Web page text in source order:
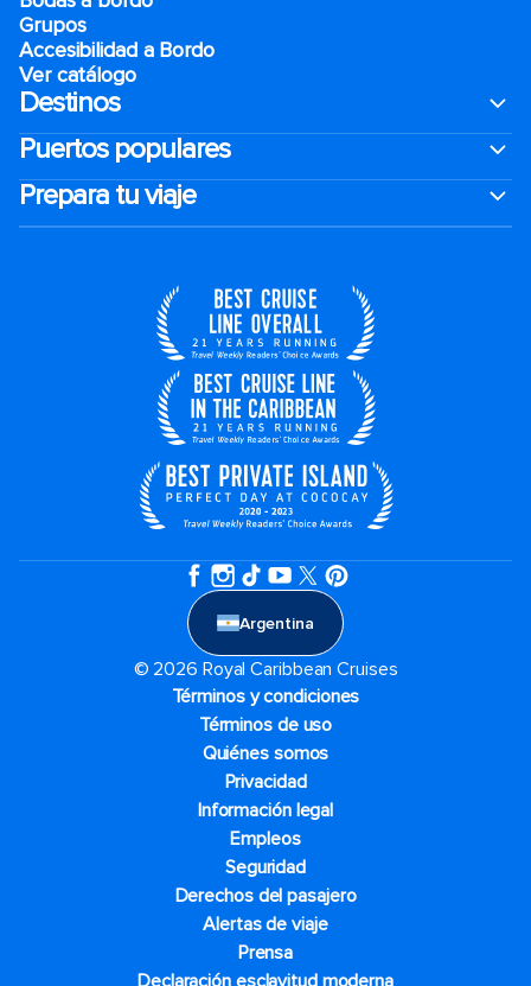
Grupos
Accesibilidad a Bordo
Ver catálogo
Destinos
Puertos populares
Prepara tu viaje
Argentina
© 2026 Royal Caribbean Cruises
Términos y condiciones
Términos de uso
Quiénes somos
Privacidad
Información legal
Empleos
Seguridad
Derechos del pasajero
Alertas de viaje
Prensa
Declaración esclavitud moderna